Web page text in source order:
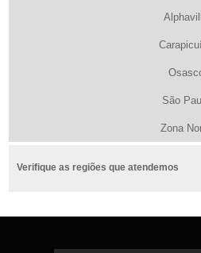
São
Zona
Verifique as regiões que atendemos